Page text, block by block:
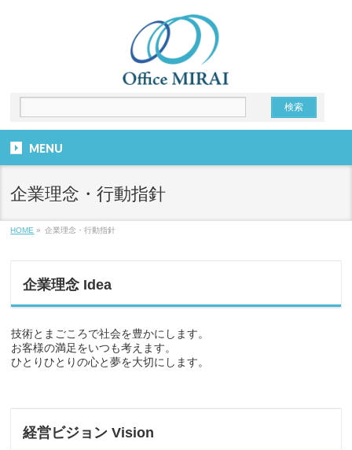
MENU
企業理念・行動指針
HOME » 企業理念・行動指針
企業理念 Idea
技術とまごころで社会を豊かにします。
お客様の満足をいつも考えます。
ひとりひとりの心と夢を大切にします。
経営ビジョン Vision